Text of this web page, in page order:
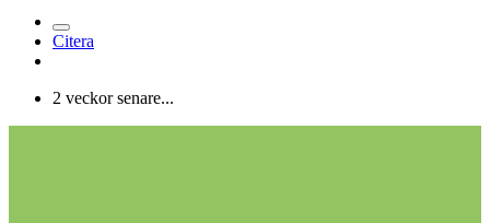
Citera
2 veckor senare...